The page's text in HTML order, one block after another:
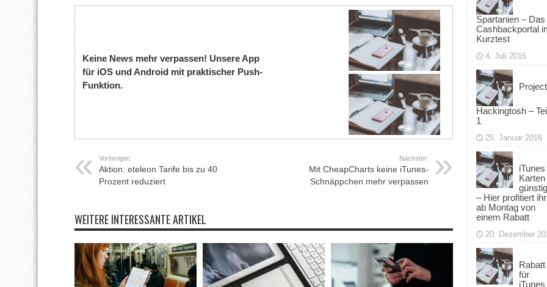
Keine News mehr verpassen! Unsere App
für iOS und Android mit praktischer Push-
Funktion.
Vorheriger:
Aktion: eteleon Tarife bis zu 40
Prozent reduziert
Nächster:
Mit CheapCharts keine iTunes-
Schnäppchen mehr verpassen
WEITERE INTERESSANTE ARTIKEL
Spartanien – Das
Cashbackportal
Kurztest
4. Juli 2016
Project
Hackingtosh –
1
25. Januar 2016
iTunes
Karten
– Hier profitiert ihr
ab Montag von
einem Rabatt
20. Dezember
Rabatt
für
iTunes